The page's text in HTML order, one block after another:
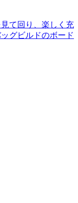
て回り、楽しく充
グビルドのボード